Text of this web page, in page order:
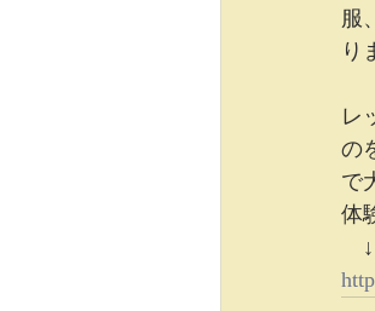
服
り
レ
の
で
体
↓